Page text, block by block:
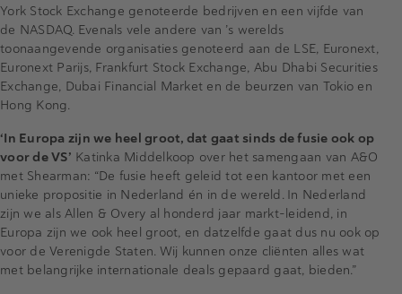
York Stock Exchange genoteerde bedrijven en een vijfde van
de NASDAQ. Evenals vele andere van ’s werelds
toonaangevende organisaties genoteerd aan de LSE, Euronext,
Euronext Parijs, Frankfurt Stock Exchange, Abu Dhabi Securities
Exchange, Dubai Financial Market en de beurzen van Tokio en
Hong Kong.
‘In Europa zijn we heel groot, dat gaat sinds de fusie ook op
voor de VS’ Katinka Middelkoop over het samengaan van A&O
met Shearman: “De fusie heeft geleid tot een kantoor met een
unieke propositie in Nederland én in de wereld. In Nederland
zijn we als Allen & Overy al honderd jaar markt-leidend, in
Europa zijn we ook heel groot, en datzelfde gaat dus nu ook op
voor de Verenigde Staten. Wij kunnen onze cliënten alles wat
met belangrijke internationale deals gepaard gaat, bieden.”